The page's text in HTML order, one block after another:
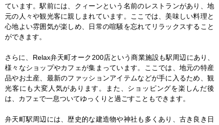
ています。駅前には、クィーンという名前のレストランがあり、地
元の人々や観光客に親しまれています。ここでは、美味しい料理と
心地よい雰囲気が楽しめ、日常の喧騒を忘れてリラックスすること
ができます。
さらに、Relax弁天町オーク200店という商業施設も駅周辺にあり、
様々なショップやカフェが集まっています。ここでは、地元の特産
品やお土産、最新のファッションアイテムなどが手に入るため、観
光客にも大変人気があります。また、ショッピングを楽しんだ後
は、カフェで一息ついてゆっくりと過ごすこともできます。
弁天町駅周辺には、歴史的な建造物や神社も多くあり、古き良き日